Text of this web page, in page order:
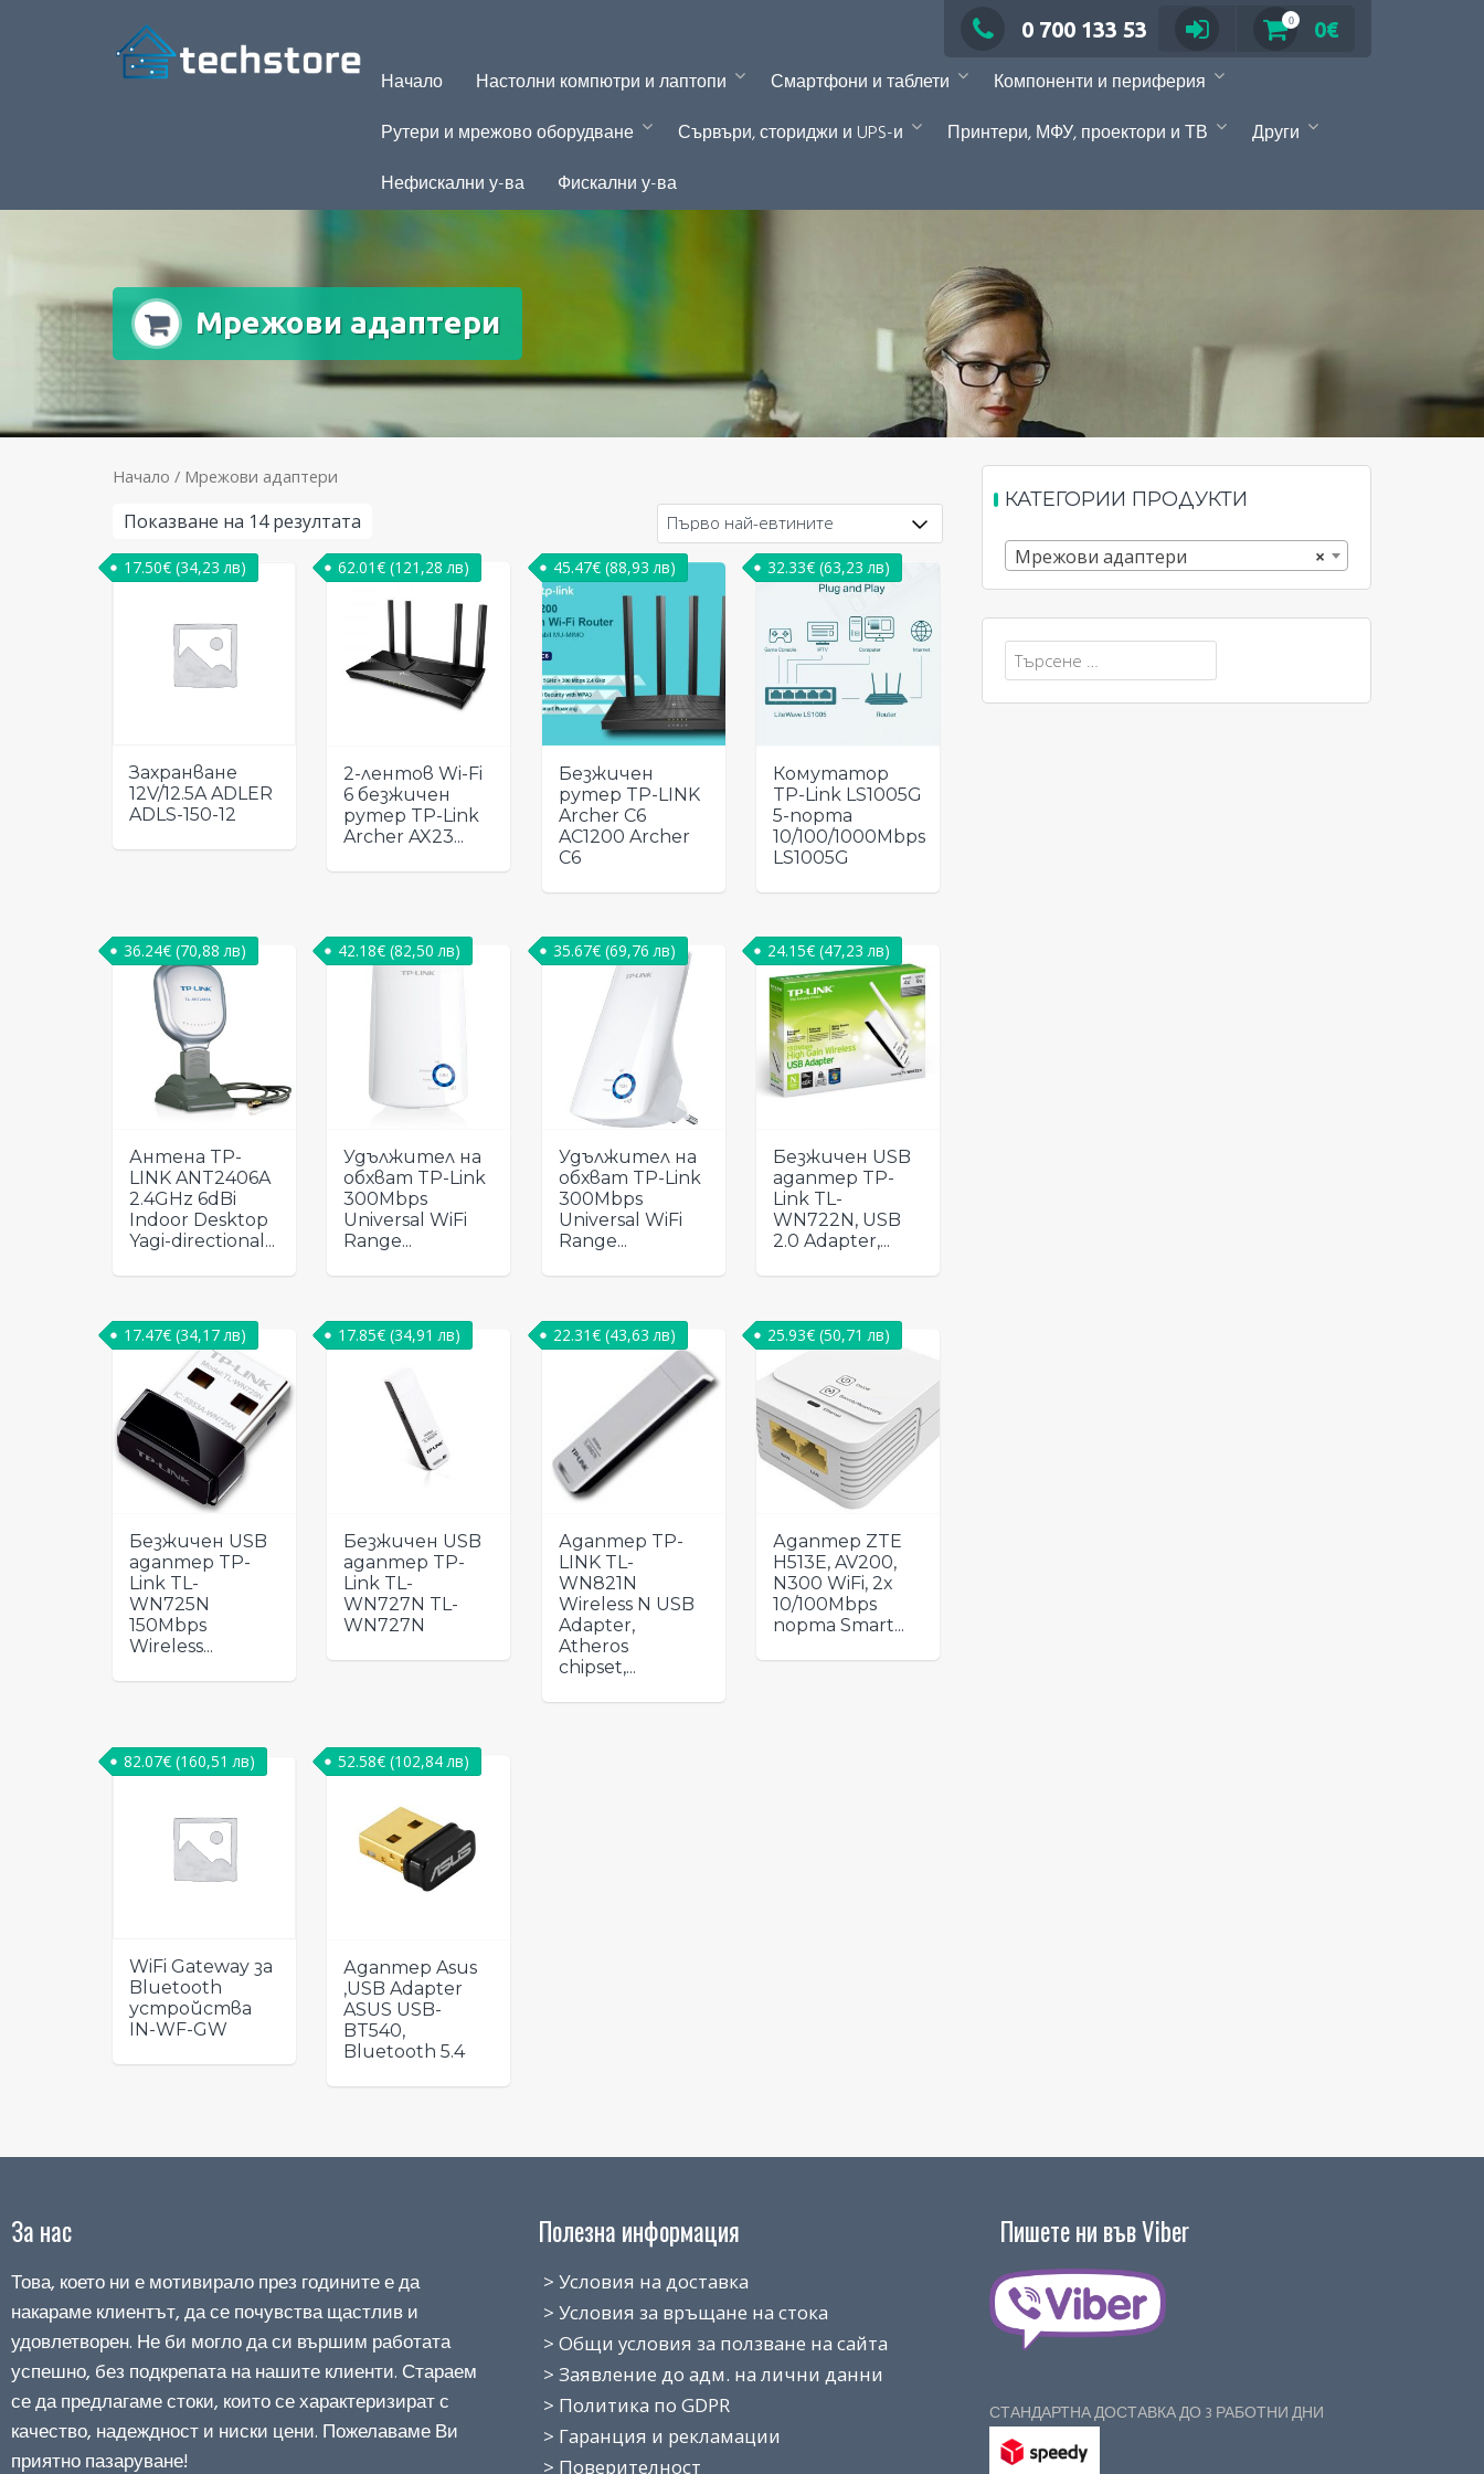
0 700 133 53 0 0€
Начало Настолни компютри и лаптопи Смартфони и таблети
Компоненти и периферия
Рутери и мрежово оборудване
Сървъри, сториджи и UPS-и Принтери, МФУ, проектори и ТВ
Други
Нефискални у-ва
Фискални у-ва
Мрежови адаптери
Начало / Мрежови адаптери
Показване на 14 резултата
Захранване
12V/12.5A ADLER
ADLS-150-12
17.50€ (34,23 лв)
2-лентов Wi-Fi
6 безжичен
рутер TP-Link
Archer AX23...
62.01€ (121,28 лв)
Безжичен
рутер TP-LINK
Archer C6
AC1200 Archer
C6
45.47€ (88,93 лв)
Комутатор
TP-Link LS1005G
5-порта
10/100/1000Mbps
LS1005G
32.33€ (63,23 лв)
Антена TP-
LINK ANT2406A
2.4GHz 6dBi
Indoor Desktop
Yagi-directional...
36.24€ (70,88 лв)
Удължител на
обхват TP-Link
300Mbps
Universal WiFi
Range...
42.18€ (82,50 лв)
Удължител на
обхват TP-Link
300Mbps
Universal WiFi
Range...
35.67€ (69,76 лв)
Безжичен USB
адаптер TP-
Link TL-
WN722N, USB
2.0 Adapter,...
24.15€ (47,23 лв)
Безжичен USB
адаптер TP-
Link TL-
WN725N
150Mbps
Wireless...
17.47€ (34,17 лв)
Безжичен USB
адаптер TP-
Link TL-
WN727N TL-
WN727N
17.85€ (34,91 лв)
Адаптер TP-
LINK TL-
WN821N
Wireless N USB
Adapter,
Atheros
chipset,...
22.31€ (43,63 лв)
Адаптер ZTE
H513E, AV200,
N300 WiFi, 2x
10/100Mbps
порта Smart...
25.93€ (50,71 лв)
WiFi Gateway за
Bluetooth
устройства
IN-WF-GW
82.07€ (160,51 лв)
Адаптер Asus
,USB Adapter
ASUS USB-
BT540,
Bluetooth 5.4
52.58€ (102,84 лв)
КАТЕГОРИИ ПРОДУКТИ
×
Мрежови адаптери
Търсене
за:
За нас
Това, което ни е мотивирало през годините е да
накараме клиентът, да се почувства щастлив и
удовлетворен. Не би могло да си вършим работата
успешно, без подкрепата на нашите клиенти. Стараем
се да предлагаме стоки, които се характеризират с
качество, надеждност и ниски цени. Пожелаваме Ви
приятно пазаруване!
Полезна информация
> Условия на доставка
> Условия за връщане на стока
> Общи условия за ползване на сайта
> Заявление до адм. на лични данни
> Политика по GDPR
> Гаранция и рекламации
> Поверителност
Пишете ни във Viber
СТАНДАРТНА ДОСТАВКА ДО 3 РАБОТНИ ДНИ